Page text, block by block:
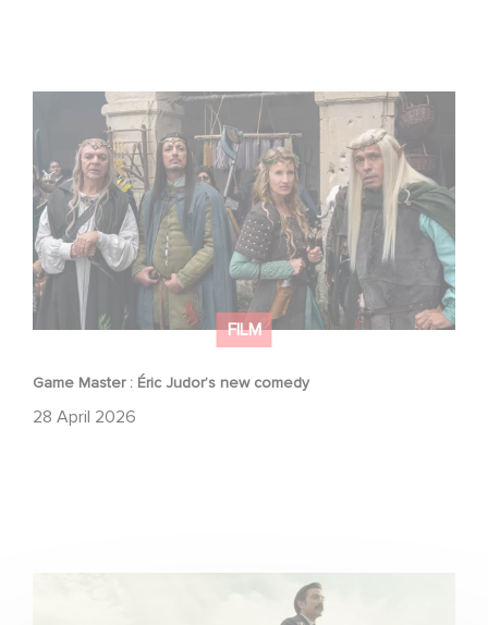
FILM
Game Master : Éric Judor’s new comedy
28 April 2026
Game Master : Éric Judor’s new comedy
Mexico 86 : watch the exclusive trailer for Gaumont